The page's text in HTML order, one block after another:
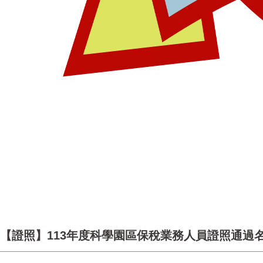
【證照】113年度科學園區保稅業務人員證照通過